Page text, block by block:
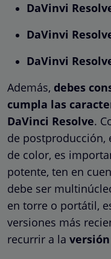
DaVinvi
DaVinvi
DaVinvi
Además, debes
cumpla las
DaVinci Resolve.
de postproducción,
de color, es
potente, ten en
debe ser
en torre o portátil,
versiones más
recurrir a la versión